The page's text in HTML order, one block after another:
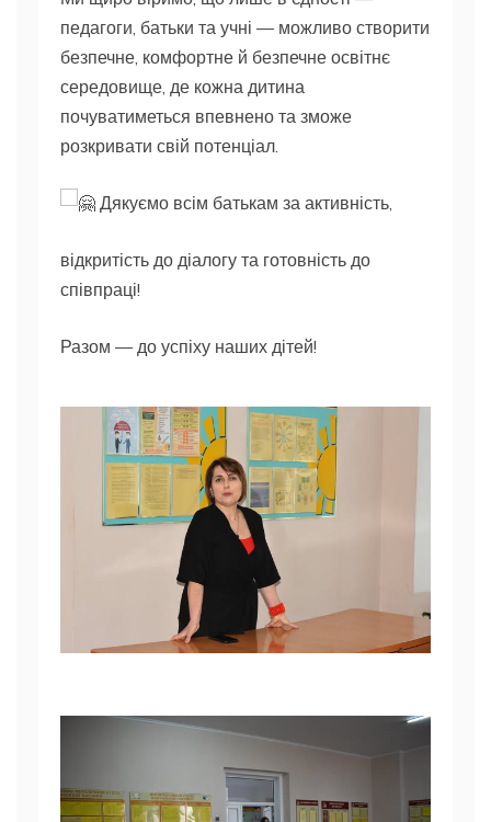
педагоги, батьки та учні — можливо створити
безпечне, комфортне й безпечне освітнє
середовище, де кожна дитина
почуватиметься впевнено та зможе
розкривати свій потенціал.
Дякуємо всім батькам за активність,
відкритість до діалогу та готовність до
співпраці!
Разом — до успіху наших дітей!